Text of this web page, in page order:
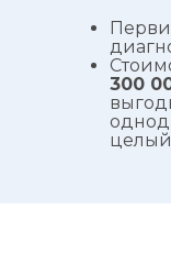
300